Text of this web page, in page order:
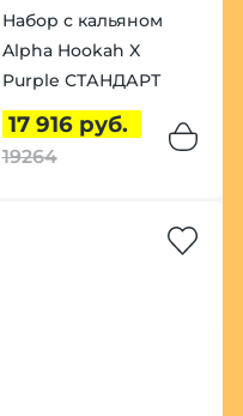
Набор с кальяном
Alpha Hookah X
Purple СТАНДАРТ
17 916 руб.
19264